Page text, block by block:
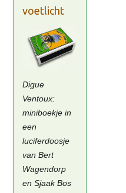
voetlicht
Digue
Ventoux:
miniboekje in
een
luciferdoosje
van Bert
Wagendorp
en Sjaak Bos